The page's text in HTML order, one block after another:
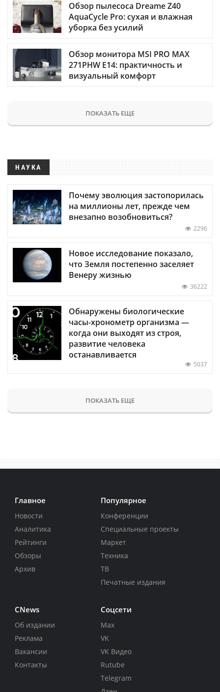
Обзор пылесоса Dreame Z40
AquaCycle Pro: сухая и влажная
уборка без усилий
Обзор монитора MSI PRO MAX
271PHW E14: практичность и
визуальный комфорт
ПОКАЗАТЬ ЕЩЕ
НАУКА
Почему эволюция застопорилась
на миллионы лет, прежде чем
внезапно возобновиться?
2296
Новое исследование показало,
что Земля постепенно заселяет
Венеру жизнью
36222
Обнаружены биологические
часы-хронометр организма —
когда они выходят из строя,
развитие человека
останавливается
5037
ПОКАЗАТЬ ЕЩЕ
Главное
Новости
Аналитика
Рейтинги
Обзоры
Архив
Популярное
Конференции
Специальные проекты
Маркет
Техника
ТВ
Печатные издания
CNews
Об издании
Реклама
Вакансии
Контакты
Соцсети
Max
VK
VK Видео
Rutube
Telegram